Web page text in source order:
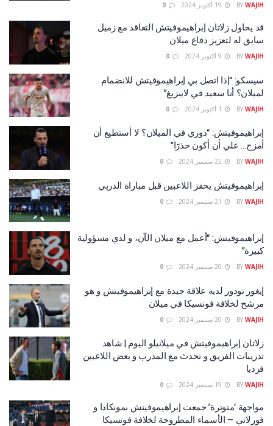
BY WAJIH
قد يحاول زلاتان إبراهيموفيتش التعاقد مع زميل
سابق له لتعزيز دفاع ميلان
BY WAJIH
سيسكو: “إذا اتصل بي إبراهيموفيتش للانضمام
لميلان؟ أنا سعيد في لايبزيغ”
BY WAJIH
إبراهيموفيتش: “دوري في الميلان؟ لا أستطيع أن
أمزح… علي أن أكون حذرََا”
BY WAJIH
إبراهيموفيتش يحفز اللاعبين قبل مباراة الدربي
BY WAJIH
إبراهيموفيتش: “أعمل مع ميلان الآن، و لدي مسؤولية
كبيرة”
BY WAJIH
إيغور تودور لديه علاقة جيدة مع إبراهيموفيتش و هو
مرشح لخلافة فونسيكا في ميلان
BY WAJIH
زلاتان إبراهيموفيتش في ميلانيلو اليوم | شاهد
تدريبات الفريق و تحدث مع المدرب و بعض اللاعبين
فرديا
BY WAJIH
مواجهة ‘متوترة’ جمعت إبراهيموفيتش بمونكادا و
فورلاني – الأسماء المطروحة لخلافة فونسيكا